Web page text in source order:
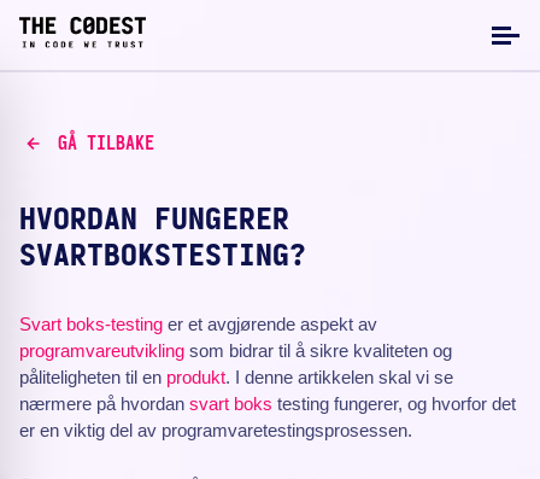
GÅ TILBAKE
HVORDAN FUNGERER
SVARTBOKSTESTING?
Svart boks-testing er et avgjørende aspekt av
programvareutvikling som bidrar til å sikre kvaliteten og
påliteligheten til en produkt. I denne artikkelen skal vi se
nærmere på hvordan svart boks testing fungerer, og hvorfor det
er en viktig del av programvaretestingsprosessen.